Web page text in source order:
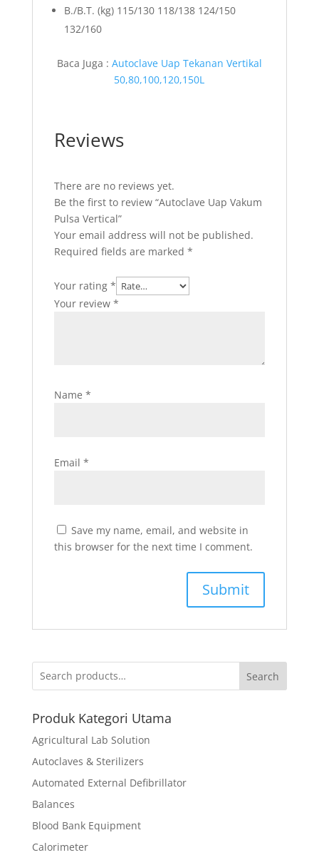
B./B.T. (kg) 115/130 118/138 124/150
132/160
Baca Juga : Autoclave Uap Tekanan Vertikal
50,80,100,120,150L
Reviews
There are no reviews yet.
Be the first to review “Autoclave Uap Vakum
Pulsa Vertical”
Your email address will not be published.
Required fields are marked *
Your rating *
Your review *
Name *
Email *
Save my name, email, and website in
this browser for the next time I comment.
Search
Produk Kategori Utama
Agricultural Lab Solution
Autoclaves & Sterilizers
Automated External Defibrillator
Balances
Blood Bank Equipment
Calorimeter